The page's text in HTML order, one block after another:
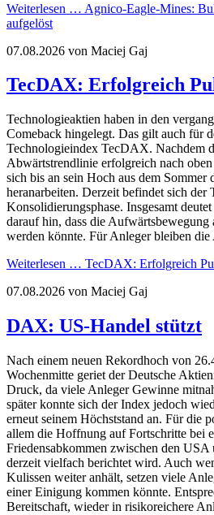
Weiterlesen … Agnico-Eagle-Mines:
aufgelöst
07.08.2026 von Maciej Gaj
TecDAX: Erfolgreich
Technologieaktien haben in den
Comeback hingelegt. Das gilt auch für
Technologieindex TecDAX. Nachdem
Abwärtstrendlinie erfolgreich nach
sich bis an sein Hoch aus dem Sommer
heranarbeiten. Derzeit befindet sich
Konsolidierungsphase. Insgesamt
darauf hin, dass die Aufwärtsbewegung
werden könnte. Für Anleger bleiben
Weiterlesen … TecDAX: Erfolgreich
07.08.2026 von Maciej Gaj
DAX: US-Handel stützt
Nach einem neuen Rekordhoch von
Wochenmitte geriet der Deutsche
Druck, da viele Anleger Gewinne
später konnte sich der Index jedoch
erneut seinem Höchststand an. Für die
allem die Hoffnung auf Fortschritte bei
Friedensabkommen zwischen den USA
derzeit vielfach berichtet wird. Auch
Kulissen weiter anhält, setzen viele
einer Einigung kommen könnte.
Bereitschaft, wieder in risikoreichere